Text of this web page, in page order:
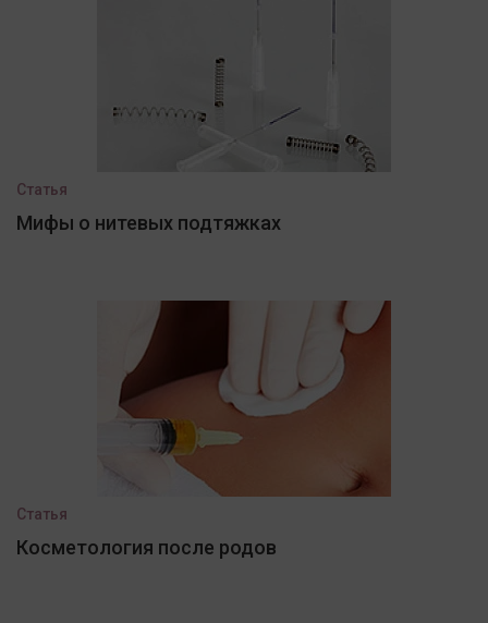
Статья
Мифы о нитевых подтяжках
Статья
Косметология после родов